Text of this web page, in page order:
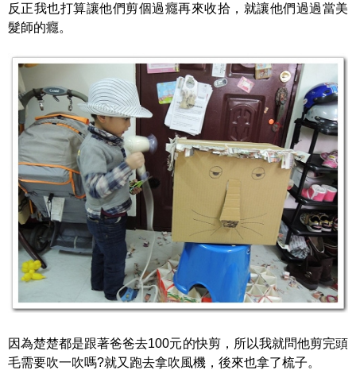
反正我也打算讓他們剪個過癮再來收拾，就讓他們過過當美
髮師的癮。
因為楚楚都是跟著爸爸去100元的快剪，所以我就問他剪完頭
毛需要吹一吹嗎?就又跑去拿吹風機，後來也拿了梳子。